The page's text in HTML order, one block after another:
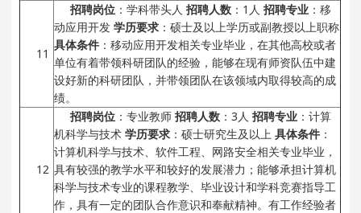
11
招聘岗位 ：学科带头人 招聘人数 ：1人 招聘专业 ：移
动应用开发 学历要求 ：硕士及以上学历或副教授以上职称
具体条件 ：移动应用开发相关专业毕业，在其他高校或者
单位有着带领科研团队的经验，能够在现有师资队伍中建
设好新的科研团队，并带领团队在该领域内取得较高的成
绩。
12
招聘岗位 ：专业教师 招聘人数 ：3人 招聘专业 ：计算
机科学与技术 学历要求 ：硕士研究生及以上 具体条件 ：
计算机科学与技术、软件工程、网路安全相关专业毕业，
具有较强的教学水平和较好的发展潜力；能够承担计算机
科学与技术专业的课程教学、毕业设计和学科竞赛指导工
作，具有一定的团队合作意识和奉献精神。有工作经验者